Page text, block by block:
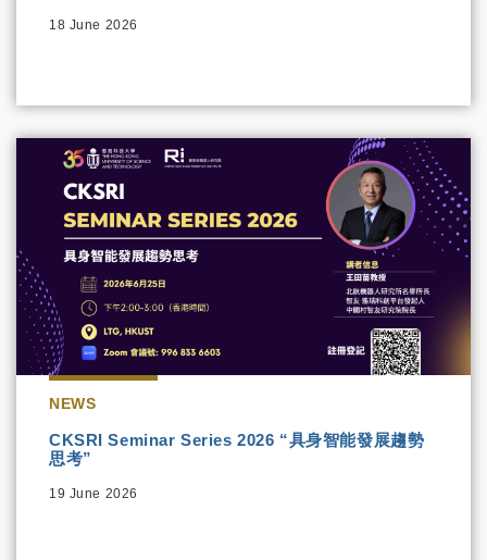
18 June 2026
NEWS
CKSRI Seminar Series 2026 “具身智能發展趨勢
思考”
19 June 2026